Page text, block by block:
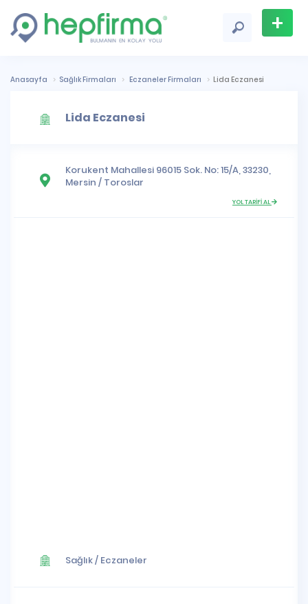
+
Anasayfa Sağlık Firmaları Eczaneler Firmaları Lida Eczanesi
Lida Eczanesi
Korukent Mahallesi 96015 Sok. No: 15/A, 33230,
Mersin / Toroslar
YOL TARİFİ AL
Sağlık/ Eczaneler